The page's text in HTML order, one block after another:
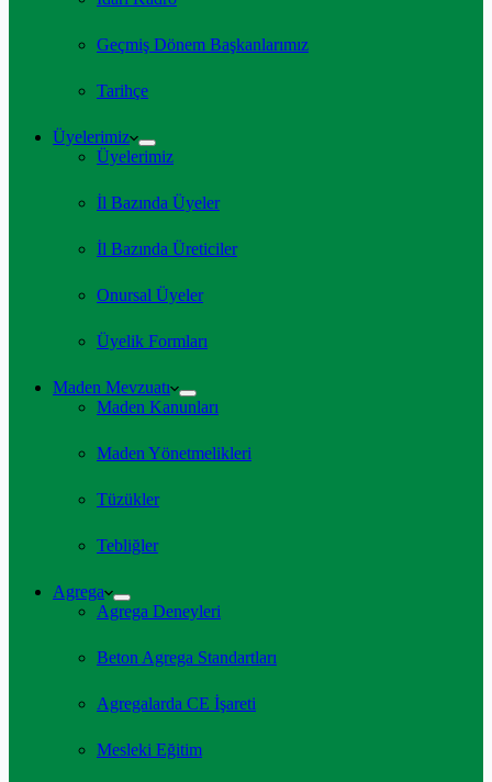
Geçmiş Dönem Başkanlarımız
Tarihçe
Üyelerimiz
Üyelerimiz
İl Bazında Üyeler
İl Bazında Üreticiler
Onursal Üyeler
Üyelik Formları
Maden Mevzuatı
Maden Kanunları
Maden Yönetmelikleri
Tüzükler
Tebliğler
Agrega
Agrega Deneyleri
Beton Agrega Standartları
Agregalarda CE İşareti
Mesleki Eğitim